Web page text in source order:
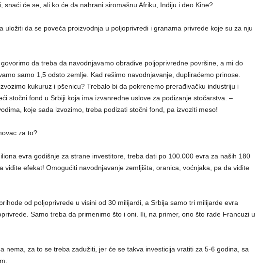
snaći će se, ali ko će da nahrani siromašnu Afriku, Indiju i deo Kine?
uložiti da se poveća proizvodnja u poljoprivredi i granama privrede koje su za nju
da treba da navodnjavamo obradive poljoprivredne površine, a mi do
samo 1,5 odsto zemlje. Kad rešimo navodnjavanje, dupliraćemo prinose.
kukuruz i pšenicu? Trebalo bi da pokrenemo prerađivačku industriju i
stočni fond u Srbiji koja ima izvanredne uslove za podizanje stočarstva. –
koje sada izvozimo, treba podizati stočni fond, pa izvoziti meso!
za to?
evra godišnje za strane investitore, treba dati po 100.000 evra za naših 180
vidite efekat! Omogućiti navodnjavanje zemljišta, oranica, voćnjaka, pa da vidite
od poljoprivrede u visini od 30 milijardi, a Srbija samo tri milijarde evra
Samo treba da primenimo što i oni. Ili, na primer, ono što rade Francuzi u
nema, za to se treba zadužiti, jer će se takva investicija vratiti za 5-6 godina, sa